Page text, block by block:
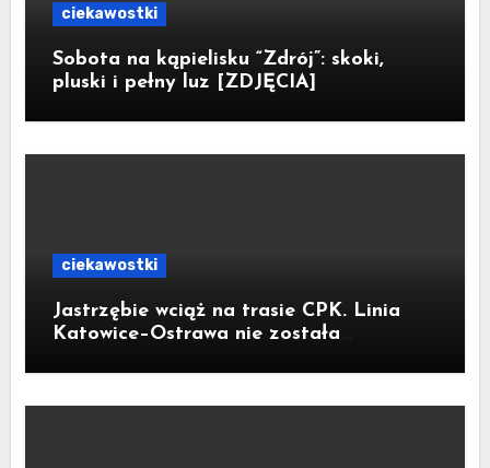
ciekawostki
Sobota na kąpielisku “Zdrój”: skoki,
pluski i pełny luz [ZDJĘCIA]
ciekawostki
Jastrzębie wciąż na trasie CPK. Linia
Katowice–Ostrawa nie została